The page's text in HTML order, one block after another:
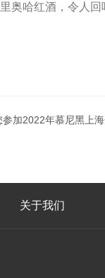
奥哈红酒，令人
加2022年慕尼黑上
关于我们